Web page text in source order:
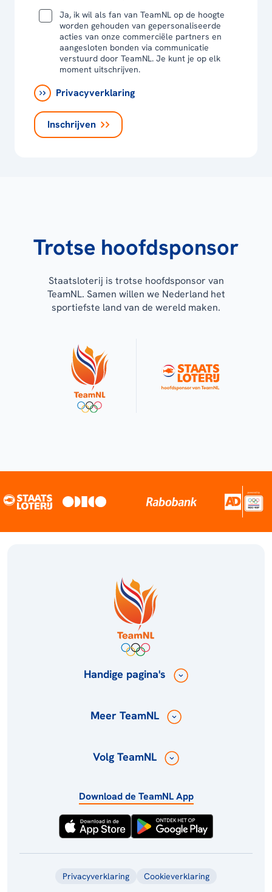
Ja, ik wil als fan van TeamNL op de hoogte
worden gehouden van gepersonaliseerde
acties van onze commerciële partners en
aangesloten bonden via communicatie
verstuurd door TeamNL. Je kunt je op elk
moment uitschrijven.
Privacyverklaring
Inschrijven
Trotse hoofdsponsor
Staatsloterij is trotse hoofdsponsor van
TeamNL. Samen willen we Nederland het
sportiefste land van de wereld maken.
Handige pagina's
Meer TeamNL
Volg TeamNL
Download de TeamNL App
Privacyverklaring Cookieverklaring